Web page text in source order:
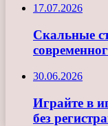
17.07.2026
Скальные
30.06.2026
Играйте в
без